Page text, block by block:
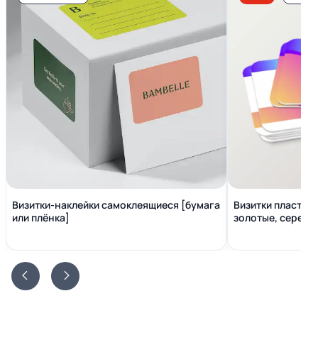
Визитки-наклейки самоклеящиеся [бумага
или плёнка]
Визитки
золотые,